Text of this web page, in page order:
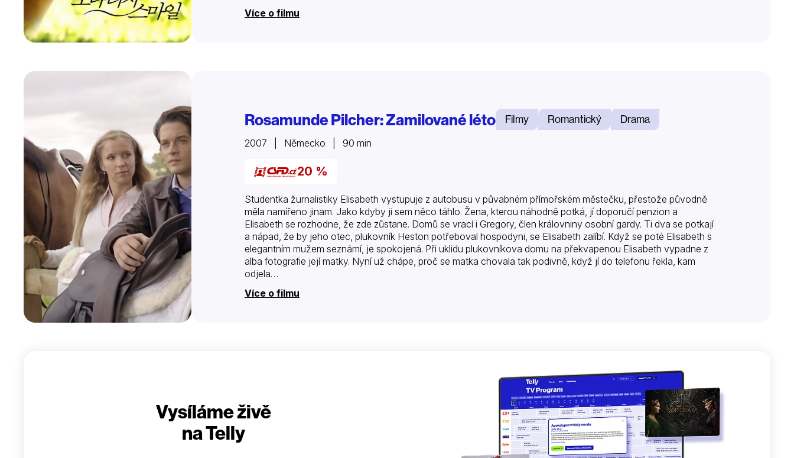
Více o filmu
Rosamunde Pilcher: Zamilované léto Filmy Romantický Drama
2007 | Německo | 90 min
20 %
Studentka žurnalistiky Elisabeth vystupuje z autobusu v půvabném přímořském městečku, přestože původně
měla namířeno jinam. Jako kdyby ji sem něco táhlo. Žena, kterou náhodně potká, jí doporučí penzion a
Elisabeth se rozhodne, že zde zůstane. Domů se vrací i Gregory, člen královniny osobní gardy. Ti dva se potkají
a nápad, že by jeho otec, plukovník Heston potřeboval hospodyni, se Elisabeth zalíbí. Když se poté Elisabeth s
elegantním mužem seznámí, je spokojená. Při uklidu plukovníkova domu na překvapenou Elisabeth vypadne z
alba fotografie její matky. Nyní už chápe, proč se matka chovala tak podivně, když jí do telefonu řekla, kam
odjela…
Více o filmu
Vysíláme živě
na Telly